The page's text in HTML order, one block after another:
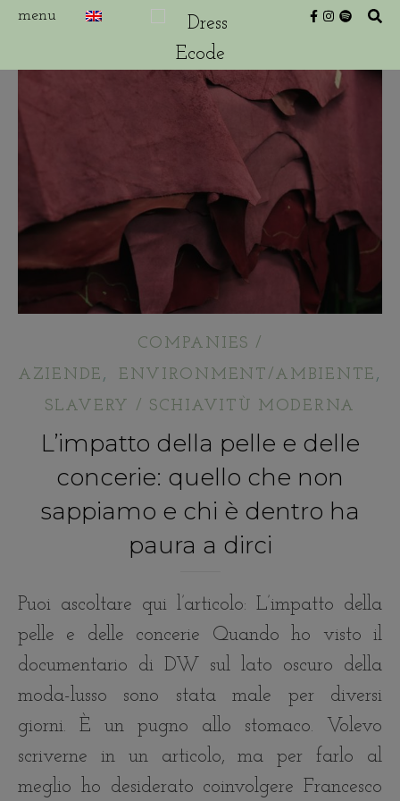
COMPANIES /
AZIENDE , ENVIRONMENT/AMBIENTE ,
SLAVERY / SCHIAVITÙ MODERNA
L’impatto della pelle e delle
concerie: quello che non
sappiamo e chi è dentro ha
paura a dirci
Puoi ascoltare qui l’articolo: L’impatto della
pelle e delle concerie Quando ho visto il
documentario di DW sul lato oscuro della
moda-lusso sono stata male per diversi
giorni. È un pugno allo stomaco. Volevo
scriverne in un articolo, ma per farlo al
meglio ho desiderato coinvolgere Francesco